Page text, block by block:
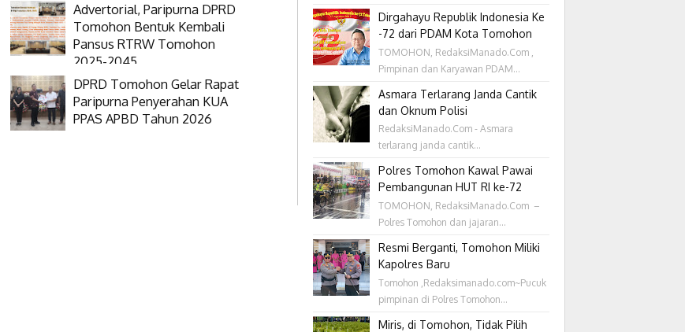
Advertorial, Paripurna DPRD
Tomohon Bentuk Kembali
Pansus RTRW Tomohon
2025-2045
DPRD Tomohon Gelar Rapat
Paripurna Penyerahan KUA
PPAS APBD Tahun 2026
Dirgahayu Republik Indonesia Ke
-72 dari PDAM Kota Tomohon
TOMOHON, RedaksiManado.Com ,
Pimpinan dan Karyawan PDAM...
Asmara Terlarang Janda Cantik
dan Oknum Polisi
RedaksiManado.Com - Asmara
terlarang janda cantik...
Polres Tomohon Kawal Pawai
Pembangunan HUT RI ke-72
TOMOHON, RedaksiManado.Com –
Polres Tomohon dan jajaran...
Resmi Berganti, Tomohon Miliki
Kapolres Baru
Tomohon ,Redaksimanado.com~Pucuk
pimpinan di Polres Tomohon...
Miris, di Tomohon, Tidak Pilih